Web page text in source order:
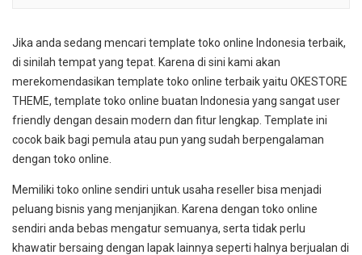
Jika anda sedang mencari template toko online Indonesia terbaik,
di sinilah tempat yang tepat. Karena di sini kami akan
merekomendasikan template toko online terbaik yaitu OKESTORE
THEME, template toko online buatan Indonesia yang sangat user
friendly dengan desain modern dan fitur lengkap. Template ini
cocok baik bagi pemula atau pun yang sudah berpengalaman
dengan toko online.
Memiliki toko online sendiri untuk usaha reseller bisa menjadi
peluang bisnis yang menjanjikan. Karena dengan toko online
sendiri anda bebas mengatur semuanya, serta tidak perlu
khawatir bersaing dengan lapak lainnya seperti halnya berjualan di